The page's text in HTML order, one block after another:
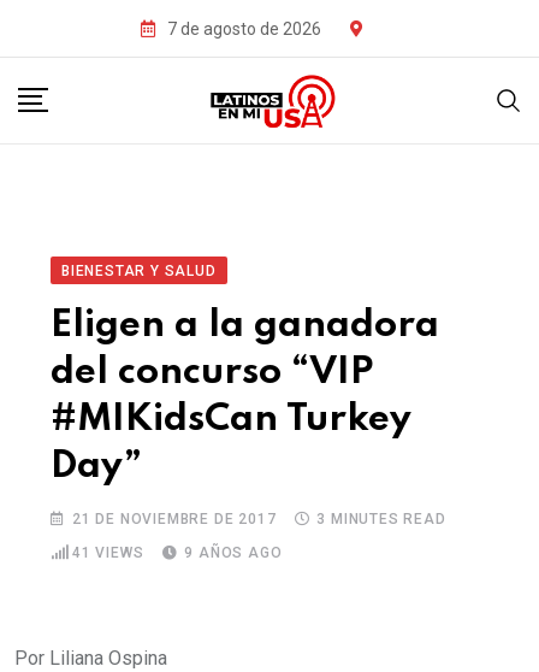
7 de agosto de 2026
BIENESTAR Y SALUD
Eligen a la ganadora
del concurso “VIP
#MIKidsCan Turkey
Day”
21 DE NOVIEMBRE DE 2017
3 MINUTES READ
41 VIEWS 9 AÑOS AGO
Por Liliana Ospina